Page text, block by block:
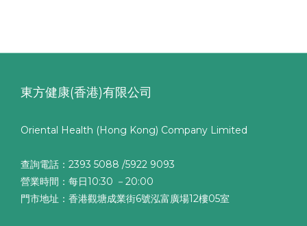
東方健康(香港)有限公司
Oriental Health (Hong Kong) Company Limited
查詢電話：2393 5088 /5922 9093
營業時間：每日10:30 －20:00
門市地址：香港觀塘成業街6號泓富廣場12樓05室